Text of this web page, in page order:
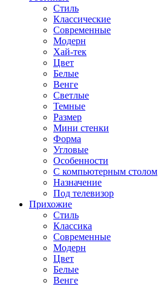
Стиль
Классические
Современные
Модерн
Хай-тек
Цвет
Белые
Венге
Светлые
Темные
Размер
Мини стенки
Форма
Угловые
Особенности
С компьютерным столом
Назначение
Под телевизор
Прихожие
Стиль
Классика
Современные
Модерн
Цвет
Белые
Венге